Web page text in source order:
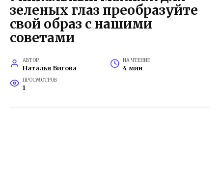
зеленых глаз преобразуйте
свой образ с нашими
советами
АВТОР
Наталья Бигова
НА ЧТЕНИЕ
4 мин
ПРОСМОТРОВ
1